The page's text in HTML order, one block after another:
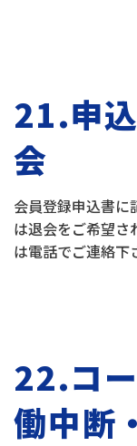
21.申
会
会員登録申込書に
は退会をご希望さ
は電話でご連絡下
22.コ
働中断